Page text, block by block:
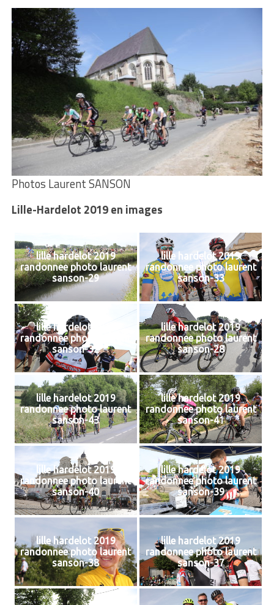
Photos Laurent SANSON
Lille-Hardelot 2019 en images
lille hardelot 2019
randonnee photo laurent
sanson-29
lille hardelot 2019
randonnee photo laurent
sanson-33
lille hardelot 2019
randonnee photo laurent
sanson-32
lille hardelot 2019
randonnee photo laurent
sanson-28
lille hardelot 2019
randonnee photo laurent
sanson-43
lille hardelot 2019
randonnee photo laurent
sanson-41
lille hardelot 2019
randonnee photo laurent
sanson-40
lille hardelot 2019
randonnee photo laurent
sanson-39
lille hardelot 2019
randonnee photo laurent
sanson-38
lille hardelot 2019
randonnee photo laurent
sanson-37